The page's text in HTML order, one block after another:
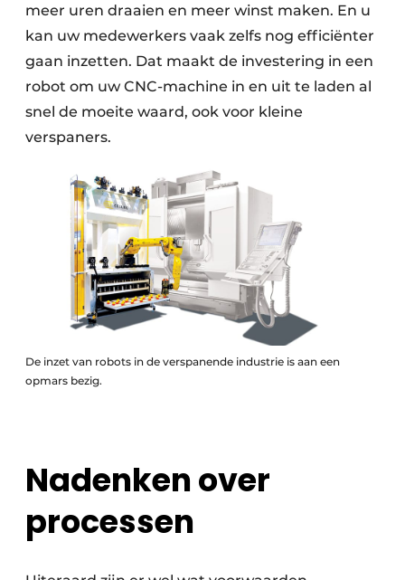
meer uren draaien en meer winst maken. En u
kan uw medewerkers vaak zelfs nog efficiënter
gaan inzetten. Dat maakt de investering in een
robot om uw CNC-machine in en uit te laden al
snel de moeite waard, ook voor kleine
verspaners.
De inzet van robots in de verspanende industrie is aan een
opmars bezig.
Nadenken over
processen